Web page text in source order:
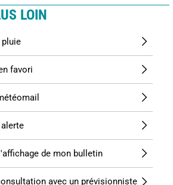
LOIN
pluie
de mon bulletin
avec un prévisionniste